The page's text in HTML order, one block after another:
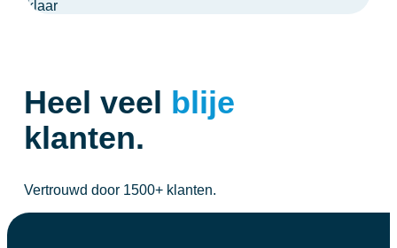
Heel veel blije
klanten.
Vertrouwd door 1500+ klanten.